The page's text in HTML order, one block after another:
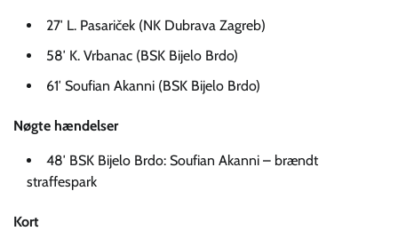
27′ L. Pasariček (NK Dubrava Zagreb)
58′ K. Vrbanac (BSK Bijelo Brdo)
61′ Soufian Akanni (BSK Bijelo Brdo)
Nøgte hændelser
48′ BSK Bijelo Brdo: Soufian Akanni – brændt
straffespark
Kort